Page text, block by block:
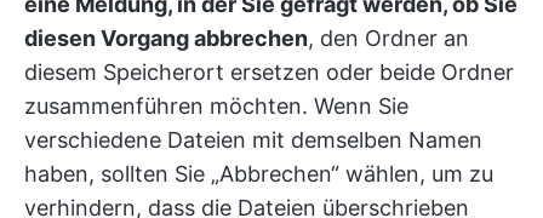
diesen Vorgang abbrechen, den Ordner an
diesem Speicherort ersetzen oder beide Ordner
zusammenführen möchten. Wenn Sie
verschiedene Dateien mit demselben Namen
haben, sollten Sie „Abbrechen“ wählen, um zu
verhindern, dass die Dateien überschrieben